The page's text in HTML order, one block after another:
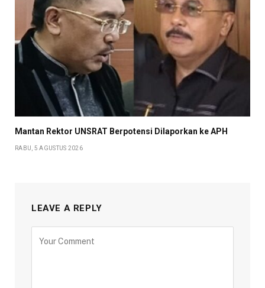
Mantan Rektor UNSRAT Berpotensi Dilaporkan ke APH
RABU, 5 AGUSTUS 2026
LEAVE A REPLY